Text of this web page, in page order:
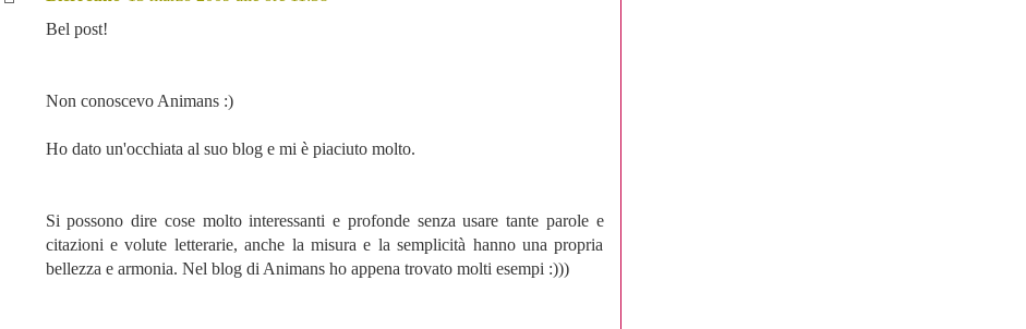
Bel post!
Non conoscevo Animans :)
Ho dato un'occhiata al suo blog e mi è piaciuto molto.
Si possono dire cose molto interessanti e profonde senza usare tante parole e
citazioni e volute letterarie, anche la misura e la semplicità hanno una propria
bellezza e armonia. Nel blog di Animans ho appena trovato molti esempi :)))